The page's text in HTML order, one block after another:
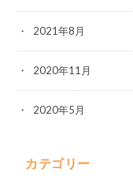
2021年8月
2020年11月
2020年5月
カテゴリー